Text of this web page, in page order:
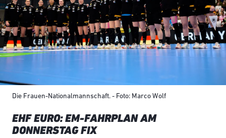
Die Frauen-Nationalmannschaft. - Foto: Marco Wolf
EHF EURO: EM-FAHRPLAN AM
DONNERSTAG FIX